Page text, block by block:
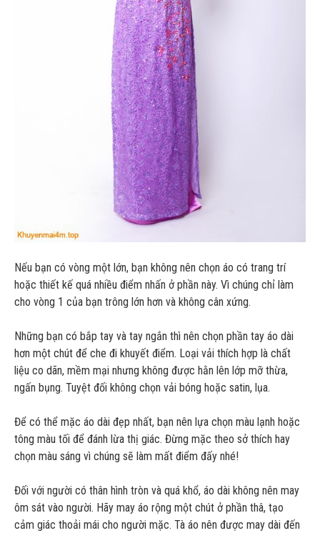
Nếu bạn có vòng một lớn, bạn không nên chọn áo có trang trí
hoặc thiết kế quá nhiều điểm nhấn ở phần này. Vì chúng chỉ làm
cho vòng 1 của bạn trông lớn hơn và không cân xứng.
Những bạn có bắp tay và tay ngắn thì nên chọn phần tay áo dài
hơn một chút để che đi khuyết điểm. Loại vải thích hợp là chất
liệu co dãn, mềm mại nhưng không được hằn lên lớp mỡ thừa,
ngấn bụng. Tuyệt đối không chọn vải bóng hoặc satin, lụa.
Để có thể mặc áo dài đẹp nhất, bạn nên lựa chọn màu lạnh hoặc
tông màu tối để đánh lừa thị giác. Đừng mặc theo sở thích hay
chọn màu sáng vì chúng sẽ làm mất điểm đấy nhé!
Đối với người có thân hình tròn và quá khổ, áo dài không nên may
ôm sát vào người. Hãy may áo rộng một chút ở phần thâ, tạo
cảm giác thoải mái cho người mặc. Tà áo nên được may dài đến